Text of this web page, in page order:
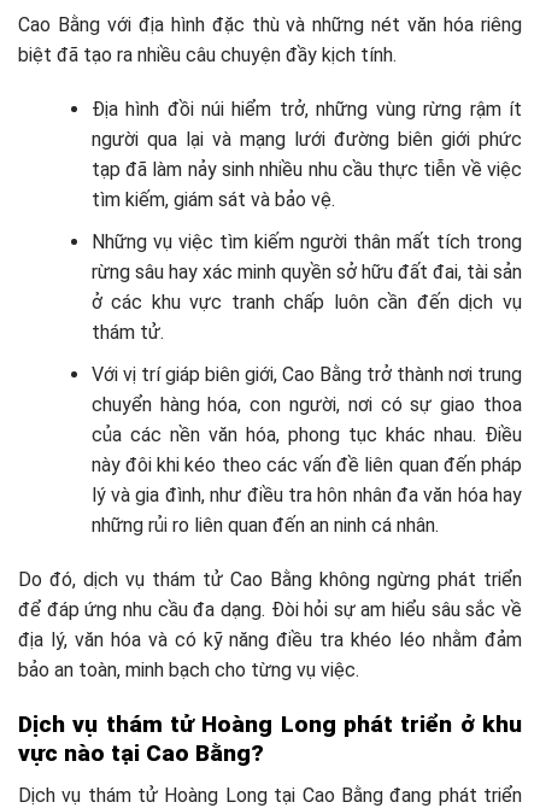
Cao Bằng với địa hình đặc thù và những nét văn hóa riêng
biệt đã tạo ra nhiều câu chuyện đầy kịch tính.
Địa hình đồi núi hiểm trở, những vùng rừng rậm ít
người qua lại và mạng lưới đường biên giới phức
tạp đã làm nảy sinh nhiều nhu cầu thực tiễn về việc
tìm kiếm, giám sát và bảo vệ.
Những vụ việc tìm kiếm người thân mất tích trong
rừng sâu hay xác minh quyền sở hữu đất đai, tài sản
ở các khu vực tranh chấp luôn cần đến dịch vụ
thám tử.
Với vị trí giáp biên giới, Cao Bằng trở thành nơi trung
chuyển hàng hóa, con người, nơi có sự giao thoa
của các nền văn hóa, phong tục khác nhau. Điều
này đôi khi kéo theo các vấn đề liên quan đến pháp
lý và gia đình, như điều tra hôn nhân đa văn hóa hay
những rủi ro liên quan đến an ninh cá nhân.
Do đó, dịch vụ thám tử Cao Bằng không ngừng phát triển
để đáp ứng nhu cầu đa dạng. Đòi hỏi sự am hiểu sâu sắc về
địa lý, văn hóa và có kỹ năng điều tra khéo léo nhằm đảm
bảo an toàn, minh bạch cho từng vụ việc.
Dịch vụ thám tử Hoàng Long phát triển ở khu
vực nào tại Cao Bằng?
Dịch vụ thám tử Hoàng Long tại Cao Bằng đang phát triển